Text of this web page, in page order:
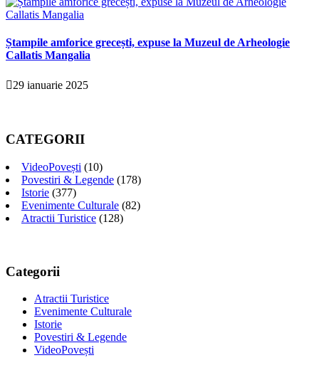
Ștampile amforice grecești, expuse la Muzeul de Arheologie
Callatis Mangalia
29 ianuarie 2025
CATEGORII
VideoPovești (10)
Povestiri & Legende (178)
Istorie (377)
Evenimente Culturale (82)
Atractii Turistice (128)
Categorii
Atractii Turistice
Evenimente Culturale
Istorie
Povestiri & Legende
VideoPovești